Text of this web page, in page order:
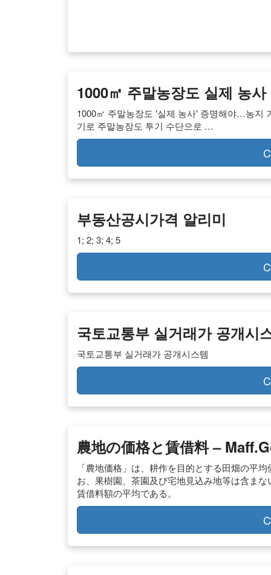
1000㎡ 주말농장도 실제 농
1000㎡ 주말농장도 '실제 농사' 증명해야…농지
기로 주말농장도 투기 수단으로 …
부동산공시가격 알리미
1; 2; 3; 4; 5
국토교통부 실거래가 공개시
국토교통부 실거래가 공개시스템
農地の価格と賃借料 –
「農地価格」は、耕作を目的とする田畑の平
お、果樹園、茶園及び宅地見込み地等は含ま
賃借料額の平均である。